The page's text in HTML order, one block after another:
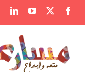
to
content
Facebook
X
YouTube